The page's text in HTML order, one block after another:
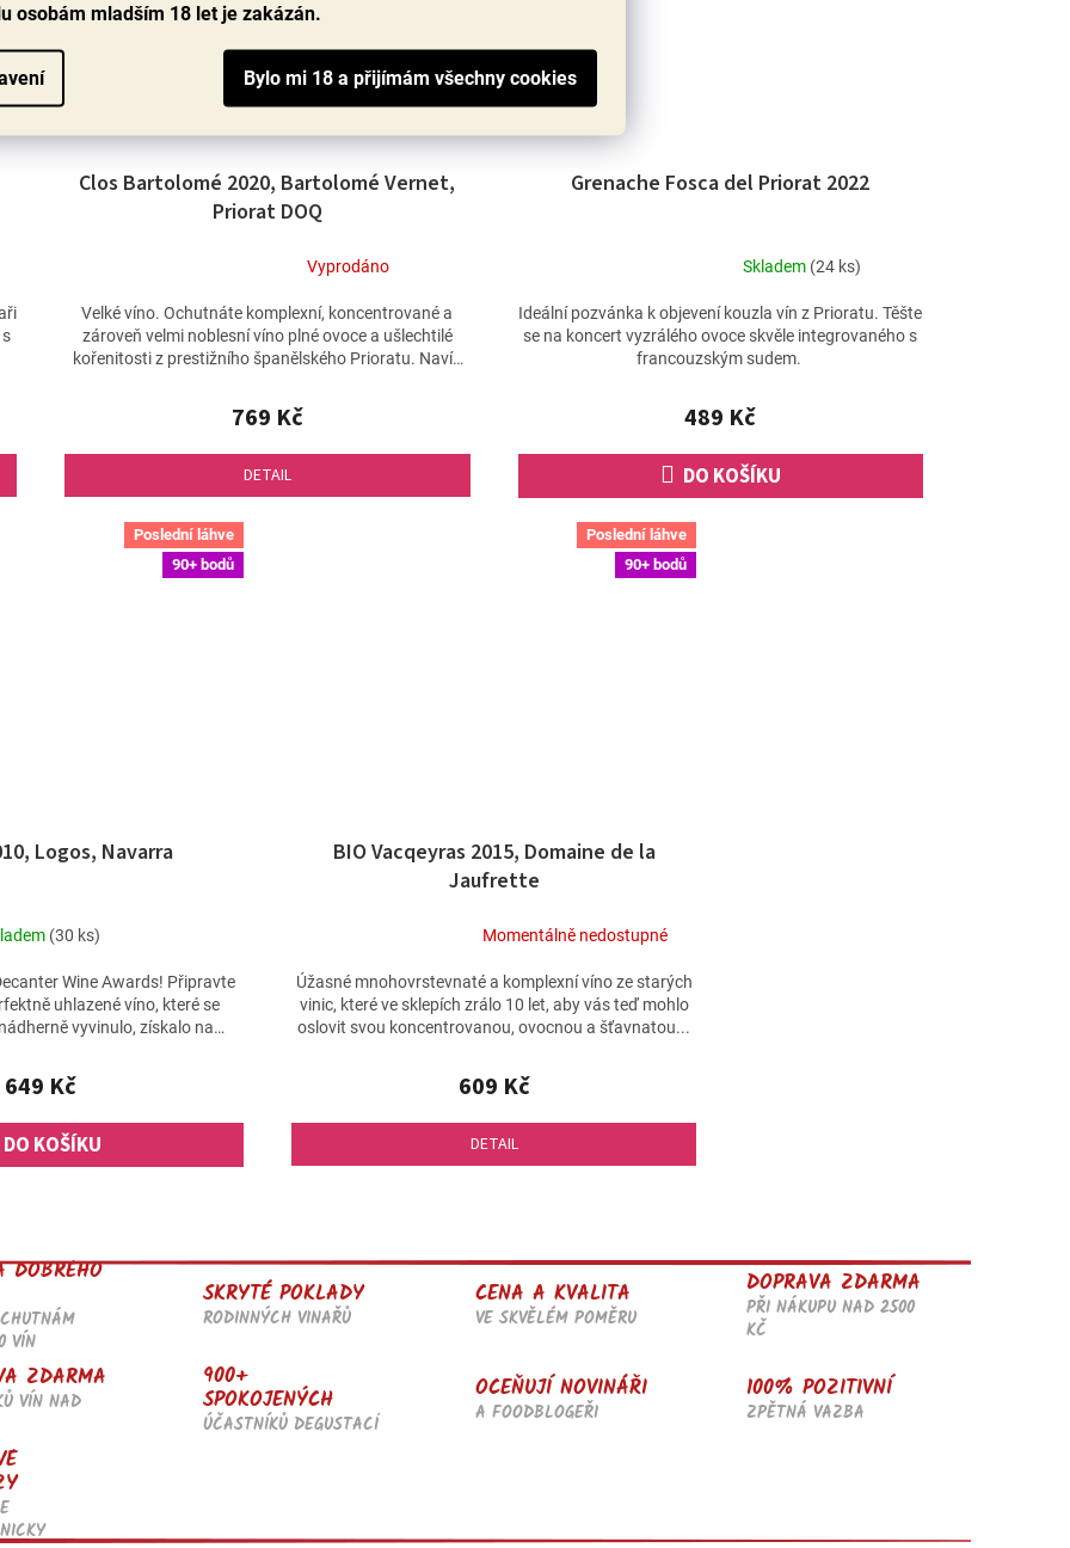
osobám mladším 18 let je zakázán.
Clos Bartolomé 2020, Bartolomé Vernet,
Priorat DOQ
hodnocení
produktu
je
Vyprodáno
769 Kč
DETAIL
Velké víno. Ochutnáte komplexní, koncentrované a
zároveň velmi noblesní víno plné ovoce a ušlechtilé
kořenitosti z prestižního španělského Prioratu. Navíc
Grenache Fosca del Priorat 2022
hodnocení
produktu
Skladem (24 ks)
489 Kč
DO KOŠÍKU
Ideální pozvánka k objevení kouzla vín z Prioratu. Těšte
se na koncert vyzrálého ovoce skvěle integrovaného s
francouzským sudem.
Poslední láhve
90+ bodů
Logos, Navarra
(30 ks)
649 Kč
DO KOŠÍKU
Wine Awards! Připravte
uhlazené víno, které se
vyvinulo, získalo na
Poslední láhve
90+ bodů
BIO Vacqeyras 2015, Domaine de la
Jaufrette
hodnocení
produktu
je
Momentálně nedostupné
609 Kč
DETAIL
Úžasné mnohovrstevnaté a komplexní víno ze starých
vinic, které ve sklepích zrálo 10 let, aby vás teď mohlo
oslovit svou koncentrovanou, ovocnou a šťavnatou...
l
á
d
a
p
r
v
DOBRÉHO
VÍN
SKRYTÉ POKLADY
RODINNÝCH VINAŘŮ
CENA A KVALITA
VE SKVĚLÉM POMĚRU
DOPRAVA ZDARMA
PŘI NÁKUPU NAD 2500
KČ
ZDARMA
VÍN NAD
900+
SPOKOJENÝCH
ÚČASTNÍKŮ DEGUSTACÍ
OCEŇUJÍ NOVINÁŘI
A FOODBLOGEŘI
100% POZITIVNÍ
ZPĚTNÁ VAZBA